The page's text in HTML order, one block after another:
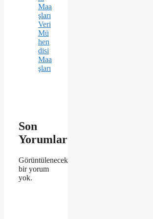
Maa
şları
Veri
Mü
hen
disi
Maa
şları
Son
Yorumlar
Görüntülenecek
bir yorum
yok.